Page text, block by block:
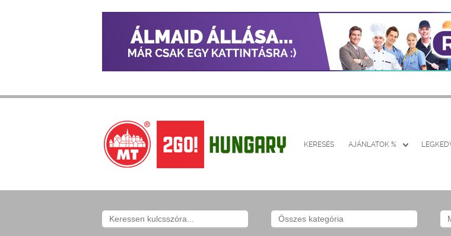
KERESÉS AJÁNLATOK %